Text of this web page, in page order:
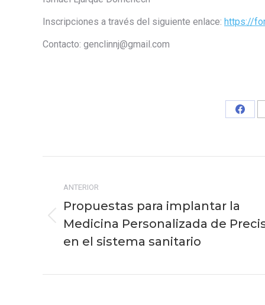
Inscripciones a través del siguiente enlace: https://
Contacto: genclinnj@gmail.com
Share
entre
publicaciones
ANTERIOR
Publicación
anterior:
Propuestas para implantar la
Medicina Personalizada de
en el sistema sanitario